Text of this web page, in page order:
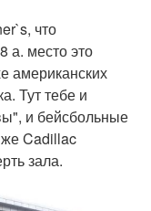
что
а. место это
американских
Тут тебе и
и бейсбольные
же Cadillac
зала.